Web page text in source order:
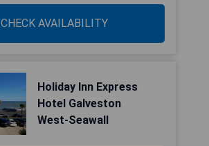
CHECK AVAILABILITY
Holiday Inn Express
Hotel Galveston
West-Seawall